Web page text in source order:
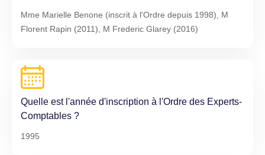
Mme Marielle Benone (inscrit à l'Ordre depuis 1998), M
Florent Rapin (2011), M Frederic Glarey (2016)
Quelle est l'année d'inscription à l'Ordre des Experts-
Comptables ?
1995